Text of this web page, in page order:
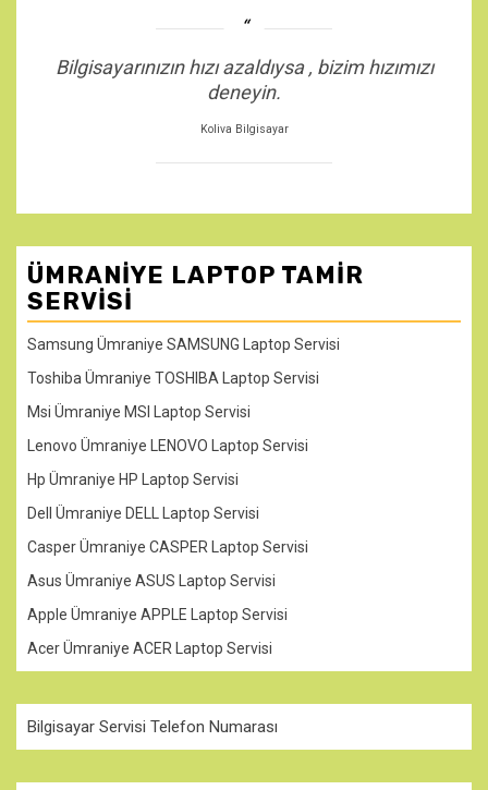
Bilgisayarınızın hızı azaldıysa , bizim hızımızı
deneyin.
Koliva Bilgisayar
ÜMRANIYE LAPTOP TAMIR
SERVISI
Samsung Ümraniye SAMSUNG Laptop Servisi
Toshiba Ümraniye TOSHIBA Laptop Servisi
Msi Ümraniye MSI Laptop Servisi
Lenovo Ümraniye LENOVO Laptop Servisi
Hp Ümraniye HP Laptop Servisi
Dell Ümraniye DELL Laptop Servisi
Casper Ümraniye CASPER Laptop Servisi
Asus Ümraniye ASUS Laptop Servisi
Apple Ümraniye APPLE Laptop Servisi
Acer Ümraniye ACER Laptop Servisi
Bilgisayar Servisi Telefon Numarası